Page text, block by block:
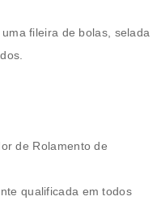
fileira de bolas, selada
de Rolamento de
qualificada em todos